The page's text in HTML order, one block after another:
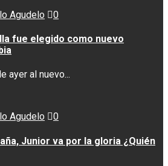
Agudelo 0
fue elegido como nuevo
ayer al nuevo...
Agudelo 0
Junior va por la gloria ¿Quién